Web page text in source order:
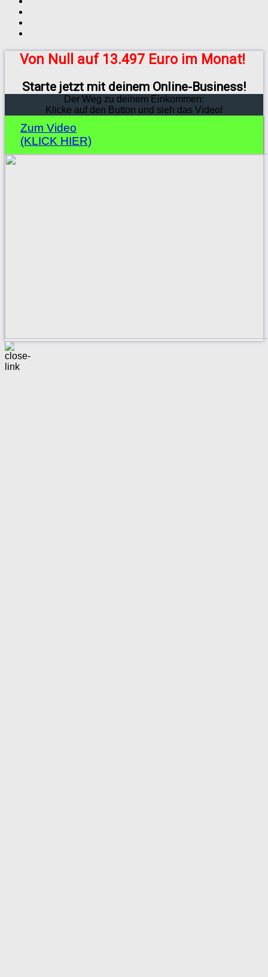
Von Null auf 13.497 Euro im Monat!
Starte jetzt mit deinem Online-Business!
Der Weg zu deinem Einkommen:
Klicke auf den Button und sieh das Video!
Zum Video
(KLICK HIER)